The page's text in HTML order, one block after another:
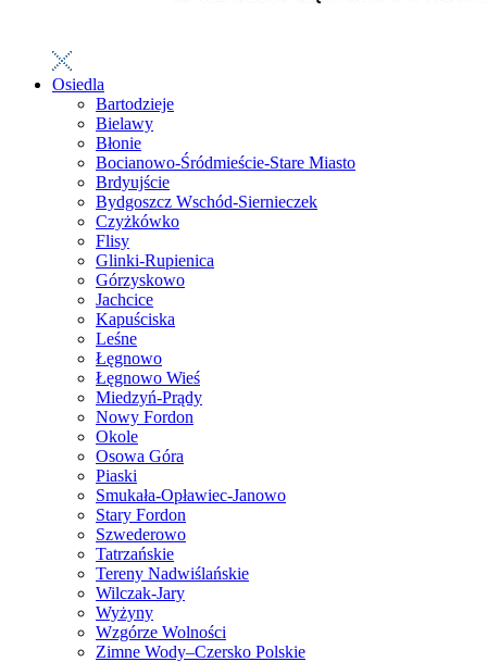
Osiedla
Bartodzieje
Bielawy
Błonie
Bocianowo-Śródmieście-Stare Miasto
Brdyujście
Bydgoszcz Wschód-Siernieczek
Czyżkówko
Flisy
Glinki-Rupienica
Górzyskowo
Jachcice
Kapuściska
Leśne
Łęgnowo
Łęgnowo Wieś
Miedzyń-Prądy
Nowy Fordon
Okole
Osowa Góra
Piaski
Smukała-Opławiec-Janowo
Stary Fordon
Szwederowo
Tatrzańskie
Tereny Nadwiślańskie
Wilczak-Jary
Wyżyny
Wzgórze Wolności
Zimne Wody–Czersko Polskie